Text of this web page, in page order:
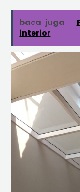
baca juga
interior